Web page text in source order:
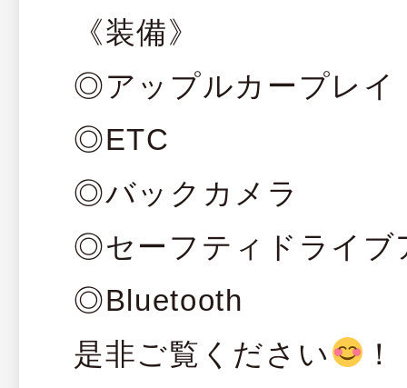
《装備》
◎アップルカープレイ
◎ETC
◎バックカメラ
◎セーフティドライブ
◎Bluetooth
是非ご覧ください
！